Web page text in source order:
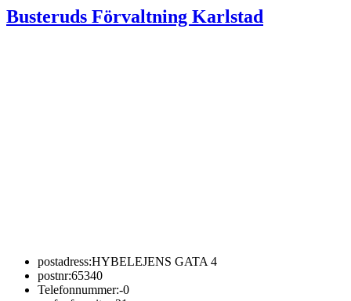
Busteruds Förvaltning Karlstad
postadress:HYBELEJENS GATA 4
postnr:65340
Telefonnummer:-0